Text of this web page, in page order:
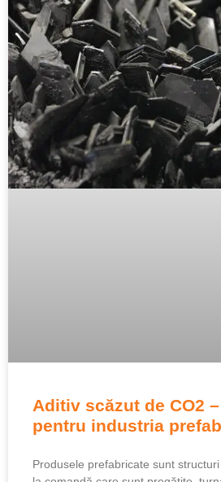
Aditiv scăzut de CO2
pentru industria
Produsele prefabricate sunt